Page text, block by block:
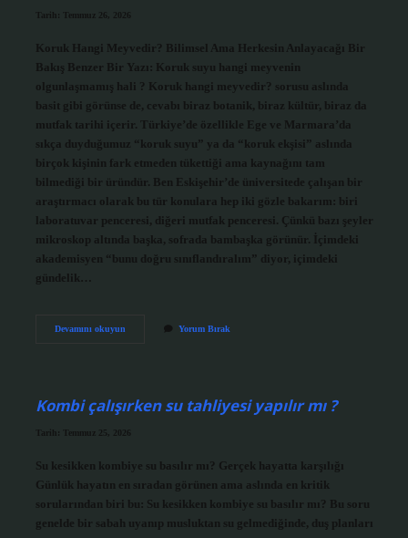
Tarih: Temmuz 26, 2026
Koruk Hangi Meyvedir? Bilimsel Ama Herkesin Anlayacağı Bir
Bakış Benzer Bir Yazı: Koruk suyu hangi meyvenin
olgunlaşmamış hali ? Koruk hangi meyvedir? sorusu aslında
basit gibi görünse de, cevabı biraz botanik, biraz kültür, biraz da
mutfak tarihi içerir. Türkiye’de özellikle Ege ve Marmara’da
sıkça duyduğumuz “koruk suyu” ya da “koruk ekşisi” aslında
birçok kişinin fark etmeden tükettiği ama kaynağını tam
bilmediği bir üründür. Ben Eskişehir’de üniversitede çalışan bir
araştırmacı olarak bu tür konulara hep iki gözle bakarım: biri
laboratuvar penceresi, diğeri mutfak penceresi. Çünkü bazı şeyler
mikroskop altında başka, sofrada bambaşka görünür. İçimdeki
akademisyen “bunu doğru sınıflandıralım” diyor, içimdeki
gündelik…
Devamını okuyunKoruk
Yorum Bırak
Kombi çalışırken su tahliyesi yapılır mı ?
Tarih: Temmuz 25, 2026
Su kesikken kombiye su basılır mı? Gerçek hayatta karşılığı
Günlük hayatın en sıradan görünen ama aslında en kritik
sorularından biri bu: Su kesikken kombiye su basılır mı? Bu soru
genelde bir sabah uyanıp musluktan su gelmediğinde, duş planları